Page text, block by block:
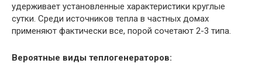
удерживает установленные характеристики круглые
сутки. Среди источников тепла в частных домах
применяют фактически все, порой сочетают 2-3 типа.
Вероятные виды теплогенераторов: